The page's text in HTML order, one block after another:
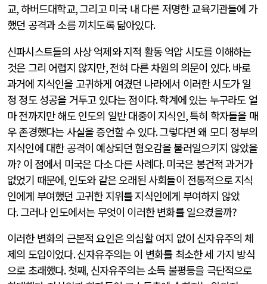
교,하버드대학교,그리고 미국 내 다른 저명한 교육기관들에 가
했던 공격과 소름 끼치도록 닮아있다.
신파시스트들의 사상 억제와 지적 활동 억압 시도를 이해하는
것은 그리 어렵지 않지만,전혀 다른 차원의 의문이 있다.바로
과거에 지식인을 고귀하게 여겼던 나라에서 이러한 시도가 일
정 정도 성공을 거두고 있다는 점이다.학계에 있는 누구라도 얼
마 전까지만 해도 인도의 일반 대중이 지식인,특히 학자들을 매
우 존경했다는 사실을 증언할 수 있다.그렇다면 왜 모디 정부의
지식인에 대한 공격이 예상되던 혐오감을 불러일으키지 않았을
까? 이 점에서 미국은 다소 다른 사례다.미국은 봉건적 과거가
없었기 때문에, 인도와 같은 오래된 사회들이 전통적으로 지식
인에게 부여했던 고귀한 지위를 지식인에게 부여하지 않았
다.그러나 인도에서는 무엇이 이러한 변화를 일으켰을까?
이러한 변화의 근본적 요인은 의심할 여지 없이 신자유주의 체
제의 도입이었다.신자유주의는 이 변화를 최소한 세 가지 방식
으로 초래했다.첫째, 신자유주의는 소득 불평등을 극단적으로